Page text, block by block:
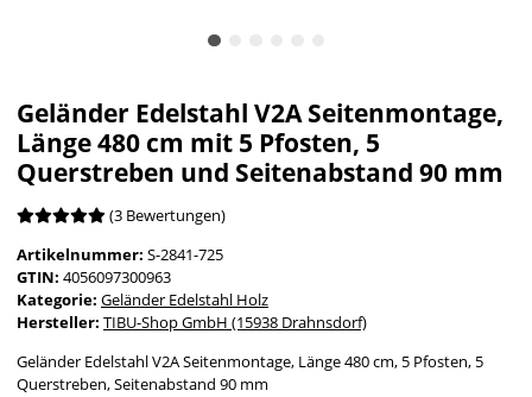
Geländer Edelstahl V2A Seitenmontage,
Länge 480 cm mit 5 Pfosten, 5
Querstreben und Seitenabstand 90 mm
(3 Bewertungen)
Artikelnummer: S-2841-725
GTIN: 4056097300963
Kategorie: Geländer Edelstahl Holz
Hersteller: TIBU-Shop GmbH (15938 Drahnsdorf)
Geländer Edelstahl V2A Seitenmontage, Länge 480 cm, 5 Pfosten, 5
Querstreben, Seitenabstand 90 mm